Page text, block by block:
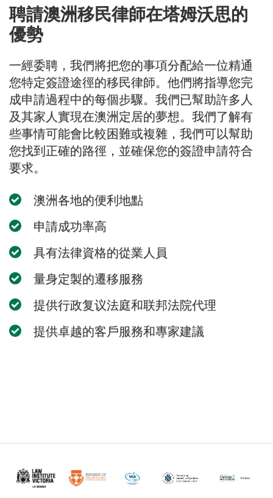
聘請澳洲移民律師在塔姆沃思的
優勢
一經委聘，我們將把您的事項分配給一位精通
您特定簽證途徑的移民律師。他們將指導您完
成申請過程中的每個步驟。我們已幫助許多人
及其家人實現在澳洲定居的夢想。我們了解有
些事情可能會比較困難或複雜，我們可以幫助
您找到正確的路徑，並確保您的簽證申請符合
要求。
澳洲各地的便利地點
申請成功率高
具有法律資格的從業人員
量身定製的遷移服務
提供行政复议法庭和联邦法院代理
提供卓越的客戶服務和專家建議